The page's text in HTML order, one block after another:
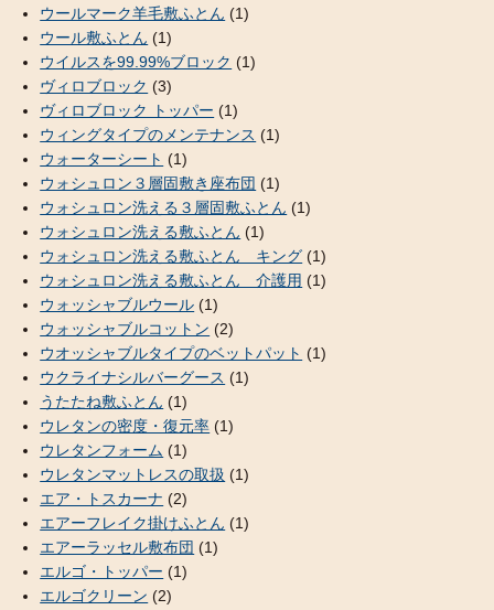
ウールマーク羊毛敷ふとん (1)
ウール敷ふとん (1)
ウイルスを99.99%ブロック (1)
ヴィロブロック (3)
ヴィロブロック トッパー (1)
ウィングタイプのメンテナンス (1)
ウォーターシート (1)
ウォシュロン３層固敷き座布団 (1)
ウォシュロン洗える３層固敷ふとん (1)
ウォシュロン洗える敷ふとん (1)
ウォシュロン洗える敷ふとん キング (1)
ウォシュロン洗える敷ふとん 介護用 (1)
ウォッシャブルウール (1)
ウォッシャブルコットン (2)
ウオッシャブルタイプのベットパット (1)
ウクライナシルバーグース (1)
うたたね敷ふとん (1)
ウレタンの密度・復元率 (1)
ウレタンフォーム (1)
ウレタンマットレスの取扱 (1)
エア・トスカーナ (2)
エアーフレイク掛けふとん (1)
エアーラッセル敷布団 (1)
エルゴ・トッパー (1)
エルゴクリーン (2)